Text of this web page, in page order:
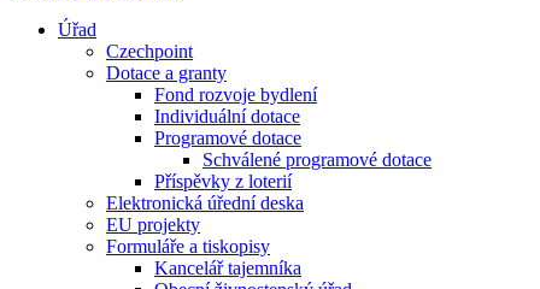
Úřad
Czechpoint
Dotace a granty
Fond rozvoje bydlení
Individuální dotace
Programové dotace
Schválené programové dotace
Příspěvky z loterií
Elektronická úřední deska
EU projekty
Formuláře a tiskopisy
Kancelář tajemníka